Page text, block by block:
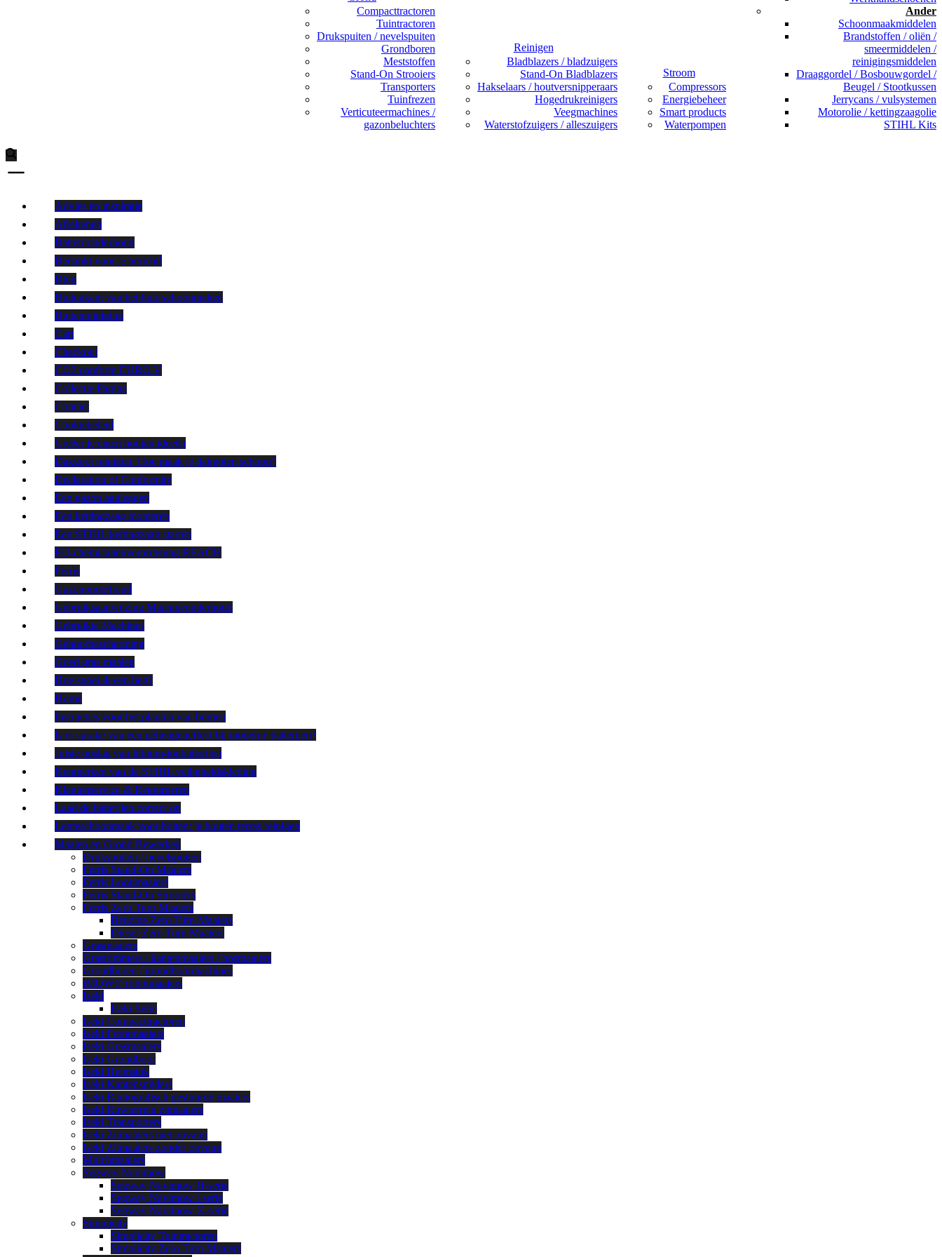
Compacttractoren
Tuintractoren
Drukspuiten / nevelspuiten
Grondboren
Meststoffen
Stand-On Strooiers
Transporters
Tuinfrezen
Verticuteermachines /
gazonbeluchters
Reinigen
Bladblazers / bladzuigers
Stand-On Bladblazers
Hakselaars / houtversnipperaars
Hogedrukreinigers
Veegmachines
Waterstofzuigers / alleszuigers
Stroom
Compressors
Energiebeheer
Smart products
Waterpompen
Ander
Schoonmaakmiddelen
Brandstoffen / oliën /
smeermiddelen /
reinigingsmiddelen
Draaggordel / Bosbouwgordel /
Beugel / Stootkussen
Jerrycans / vulsystemen
Motorolie / kettingzaagolie
STIHL Kits
Advies en inspiratie
Afrekenen
Batterijonderhoud
Bedankt voor je bericht!
Blog
Buitenkant van het huis schoonmaken
Buitenreiniging
Cart
Checkout
CO2 conform EURO V
Collectie Pagina
Contact
Cookiebeleid
Creëer je eigen houten ideeën
Dakgoot reinigen: Hoe maak je dakgoten schoon?
Declaration of Conformity
Een gazon aanleggen
Een kettingzaag monteren
Een STIHL kettingzaag starten
EU-chemicaliënverordening REACH
Ferris
Gazononderhoud
Gebruiksaanwijzing Machineonderhoud
Gebruikte Machines
Gehoorbescherming
Goed gras maaien
Hoe snoei ik een heg?
Home
Instructies voor het planten van bomen
Is er sprake van een geheugeneffect bij moderne batterijen?
Juiste opslag van lithium-ionbatterijen
Kenmerken van de STIHL veiligheidskleding
Klantenservice & Retourneren
Laad de batterijen correct op
Lenteschoonmaak voor buiten: je houten terras reinigen
Maaien en Grond Bewerken
Drukspuiten / nevelspuiten
Ferris Stand-On Maaiers
Ferris Loopmaaiers
Ferris Stand-On Strooiers
Ferris Zero Turn Maaiers
Benzine Zero Turn Maaiers
Diesel Zero Turn Maaiers
Grasmaaiers
Grastrimmers / kantenmaaiers / bosmaaiers
Grondboren / grondboormachines
iMOW® robotmaaiers
Iseki
Iseki Serie
Iseki Compacttractoren
Iseki Frontmaaiers
Iseki Grasmaaiers
Iseki Grondboor
Iseki Helmstok
Iseki Kantensnijders
Iseki Radiografisch gestuurde maaiers
Iseki Ruwterrein zitmaaiers
Iseki Transporters
Iseki Zitmaaiers met opvang
Iseki Zitmaaiers zonder opvang
Mulchmaaiers
Segway Navimow
Segway Navimow H-serie
Segway Navimow i-serie
Segway Navimow X-serie
Simplicity
Simplicity Tuintractoren
Simplicity Zero Turn Maaiers